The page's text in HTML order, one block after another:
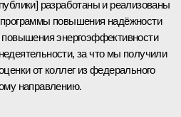
разработаны и реализованы
повышения надёжности
повышения энергоэффективности
за что мы получили
от коллег из федерального
направлению.